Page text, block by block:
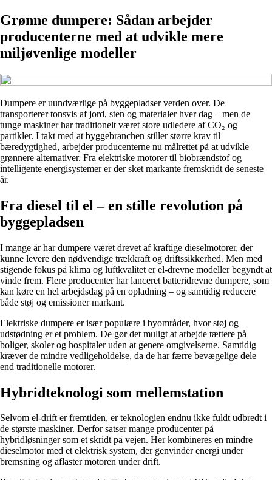
Grønne dumpere: Sådan arbejder
producenterne med at udvikle mere
miljøvenlige modeller
Dumpere er uundværlige på byggepladser verden over. De
transporterer tonsvis af jord, sten og materialer hver dag – men de
tunge maskiner har traditionelt været store udledere af CO₂ og
partikler. I takt med at byggebranchen stiller større krav til
bæredygtighed, arbejder producenterne nu målrettet på at udvikle
grønnere alternativer. Fra elektriske motorer til biobrændstof og
intelligente energisystemer er der sket markante fremskridt de seneste
år.
Fra diesel til el – en stille revolution på
byggepladsen
I mange år har dumpere været drevet af kraftige dieselmotorer, der
kunne levere den nødvendige trækkraft og driftssikkerhed. Men med
stigende fokus på klima og luftkvalitet er el-drevne modeller begyndt at
vinde frem. Flere producenter har lanceret batteridrevne dumpere, som
kan køre en hel arbejdsdag på en opladning – og samtidig reducere
både støj og emissioner markant.
Elektriske dumpere er især populære i byområder, hvor støj og
udstødning er et problem. De gør det muligt at arbejde tættere på
boliger, skoler og hospitaler uden at genere omgivelserne. Samtidig
kræver de mindre vedligeholdelse, da de har færre bevægelige dele
end traditionelle motorer.
Hybridteknologi som mellemstation
Selvom el-drift er fremtiden, er teknologien endnu ikke fuldt udbredt i
de største maskiner. Derfor satser mange producenter på
hybridløsninger som et skridt på vejen. Her kombineres en mindre
dieselmotor med et elektrisk system, der genvinder energi under
bremsning og aflaster motoren under drift.